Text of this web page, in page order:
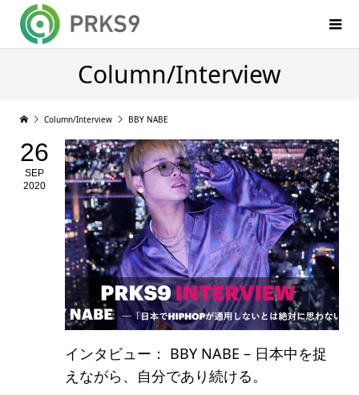
Column/Interview
Column/Interview BBY NABE
26
SEP
2020
インタビュー： BBY NABE – 日本中を捉
えながら、自分であり続ける。